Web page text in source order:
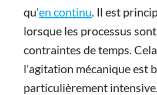
qu'en continu. Il est
lorsque les processus
contraintes de temps.
l'agitation mécanique est
particulièrement